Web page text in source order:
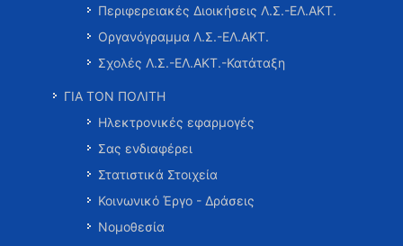
Περιφερειακές Διοικήσεις Λ.Σ.-ΕΛ.ΑΚΤ.
Οργανόγραμμα Λ.Σ.-ΕΛ.ΑΚΤ.
Σχολές Λ.Σ.-ΕΛ.ΑΚΤ.-Κατάταξη
ΓΙΑ ΤΟΝ ΠΟΛΙΤΗ
Ηλεκτρονικές εφαρμογές
Σας ενδιαφέρει
Στατιστικά Στοιχεία
Κοινωνικό Έργο - Δράσεις
Νομοθεσία